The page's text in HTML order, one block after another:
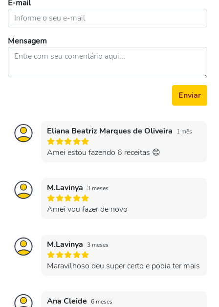
E-mail
Mensagem
Enviar
Eliana Beatriz Marques de Oliveira 1 mês
Amei estou fazendo 6 receitas 😊
M.Lavinya 3 meses
Amei vou fazer de novo
M.Lavinya 3 meses
Maravilhoso deu super certo e podia ter mais
Ana Cleide 6 meses